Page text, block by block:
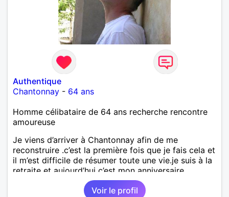
Authentique
Chantonnay - 64 ans
Homme célibataire de 64 ans recherche rencontre
amoureuse
Je viens d’arriver à Chantonnay afin de me
reconstruire .c’est la première fois que je fais cela et
il m’est difficile de résumer toute une vie.je suis à la
retraite et aujourd’hui c’est mon anniversaire
!J’aimerais rencontrer quelqu’un qui partage les
mêmes valeurs qui font de quelqu’un un être humain
Voir le profil